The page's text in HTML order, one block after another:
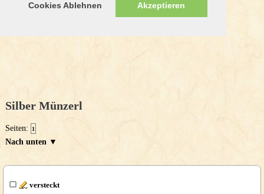
Cookies Ablehnen Akzeptieren
Silber Münzerl
Seiten: 1
Nach unten ▼
versteckt